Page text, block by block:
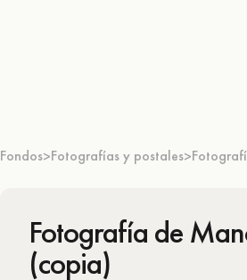
Fondos>Fotografías y postales>
Fotografía de
(copia)